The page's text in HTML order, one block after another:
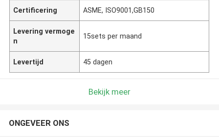
Certificering ASME, ISO9001,GB150
Levering vermoge
n
15sets per maand
Levertijd 45 dagen
Bekijk meer
ONGEVEER ONS